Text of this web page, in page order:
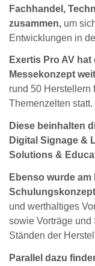
Fachhandel,
zusammen, um
Entwicklungen in
Exertis Pro AV
Messekonzept
rund 50 Herstellern
Themenzelten statt.
Diese beinhalten
Digital Signage &
Solutions &
Ebenso wurde
und werthaltiges
sowie Vorträge und
Ständen der
Parallel dazu